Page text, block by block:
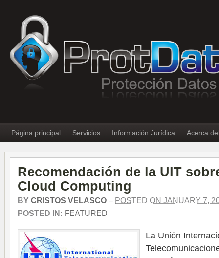
Página principal Servicios Información Jurídica Acerca
Recomendación de la UIT
Cloud Computing
BY CRISTOS VELASCO – POSTED ON JANUARY 7,
POSTED IN: FEATURED
La Unión